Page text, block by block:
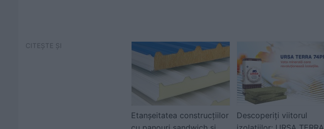
CITEȘTE ȘI
Etanșeitatea construcțiilor
Descoperiți viitorul